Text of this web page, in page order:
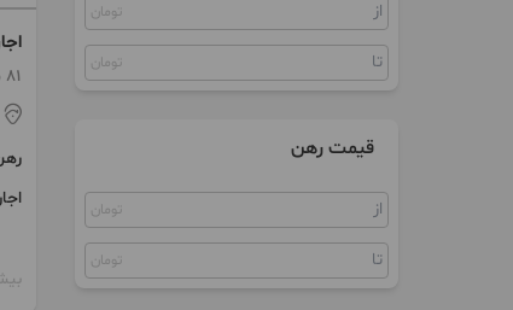
زمین
آپارتمان اداری
مغازه
تومان
تومان
قیمت رهن
تومان
تومان
81 متر / 2 اتاق / طبقه 5
بیش از